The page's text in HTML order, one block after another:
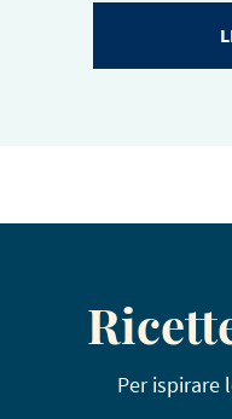
Per ispirare